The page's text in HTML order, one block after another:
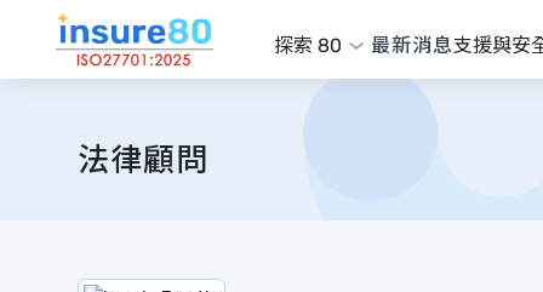
探索 80 最新消息支援與安
法律顧問